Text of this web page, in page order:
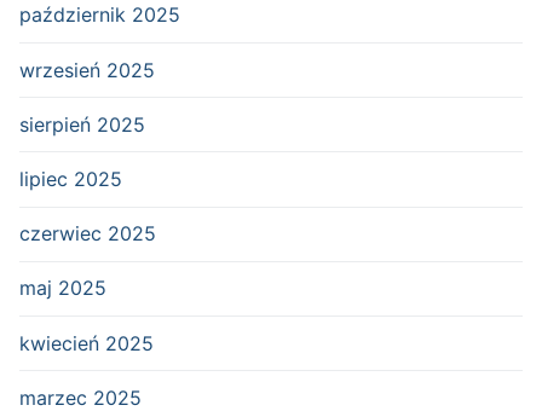
październik 2025
wrzesień 2025
sierpień 2025
lipiec 2025
czerwiec 2025
maj 2025
kwiecień 2025
marzec 2025